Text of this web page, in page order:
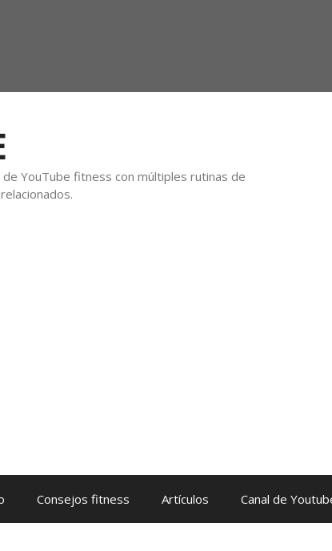
de YouTube fitness con múltiples rutinas de
Consejos fitness Artículos Canal de